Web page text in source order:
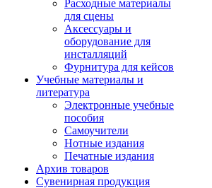
Расходные материалы
для сцены
Аксессуары и
оборудование для
инсталляций
Фурнитура для кейсов
Учебные материалы и
литература
Электронные учебные
пособия
Самоучители
Нотные издания
Печатные издания
Архив товаров
Сувенирная продукция